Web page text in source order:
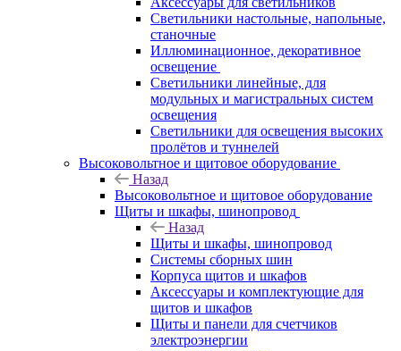
Светильники настольные, напольные,
станочные
Иллюминационное, декоративное
освещение
Светильники линейные, для
модульных и магистральных систем
освещения
Светильники для освещения высоких
пролётов и туннелей
Высоковольтное и щитовое оборудование
Назад
Высоковольтное и щитовое оборудование
Щиты и шкафы, шинопровод
Назад
Щиты и шкафы, шинопровод
Системы сборных шин
Корпуса щитов и шкафов
Аксессуары и комплектующие для
щитов и шкафов
Щиты и панели для счетчиков
электроэнергии